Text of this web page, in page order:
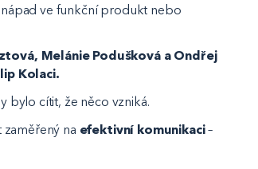
ve funkční produkt nebo
Melánie Podušková a Ondřej
Kolaci.
bylo cítit, že něco vzniká.
na efektivní komunikaci–